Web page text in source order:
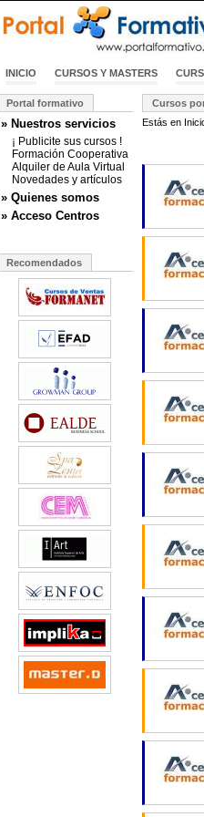
INICIO CURSOS Y MASTERS
Portal formativo
» Nuestros servicios
¡ Publicite sus cursos !
Formación Cooperativa
Alquiler de Aula Virtual
Novedades y artículos
» Quienes somos
» Acceso Centros
Recomendados
Cursos
Estás en